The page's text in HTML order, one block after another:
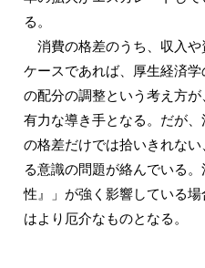
る。
消費の格差のうち、収入や
ケースであれば、厚生経済
の配分の調整という考え方
有力な導き手となる。だが
の格差だけでは拾いきれな
る意識の問題が絡んでいる
性』」が強く影響している
はより厄介なものとなる。